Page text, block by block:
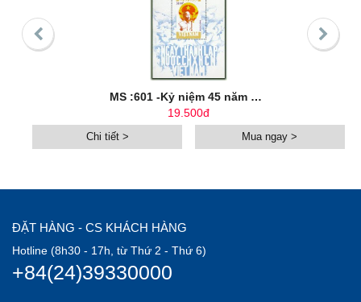
MS :601 -Kỷ niệm 45 năm ngày thành lập nước CHXHCN Việt Nam
19.500đ
Chi tiết > Mua ngay >
ĐẶT HÀNG - CS KHÁCH HÀNG
Hotline (8h30 - 17h, từ Thứ 2 - Thứ 6)
+84(24)39330000